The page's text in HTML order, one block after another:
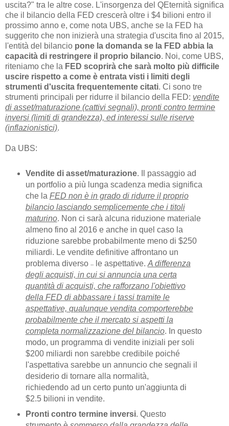
uscita?" tra le altre cose. L'insorgenza del QEternità significa
che il bilancio della FED crescerà oltre i $4 bilioni entro il
prossimo anno e, come nota UBS, anche se la FED ha
suggerito che non inizierà una strategia d'uscita fino al 2015,
l'entità del bilancio pone la domanda se la FED abbia la
capacità di restringere il proprio bilancio. Noi, come UBS,
riteniamo che la FED scoprirà che sarà molto più difficile
uscire rispetto a come è entrata visti i limiti degli
strumenti d'uscita frequentemente citati. Ci sono tre
strumenti principali per ridurre il bilancio della FED: vendite
di asset/maturazione (cattivi segnali), pronti contro termine
inversi (limiti di grandezza), ed interessi sulle riserve
(inflazionistici).
Da UBS:
Vendite di asset/maturazione. Il passaggio ad
un portfolio a più lunga scadenza media significa
che la FED non è in grado di ridurre il proprio
bilancio lasciando semplicemente che i titoli
maturino. Non ci sarà alcuna riduzione materiale
almeno fino al 2016 e anche in quel caso la
riduzione sarebbe probabilmente meno di $250
miliardi. Le vendite definitive affrontano un
problema diverso --le aspettative. A differenza
degli acquisti, in cui si annuncia una certa
quantità di acquisti, che rafforzano l'obiettivo
della FED di abbassare i tassi tramite le
aspettative, qualunque vendita comporterebbe
probabilmente che il mercato si aspetti la
completa normalizzazione del bilancio. In questo
modo, un programma di vendite iniziali per soli
$200 miliardi non sarebbe credibile poiché
l'aspettativa sarebbe un annuncio che segnali il
desiderio di tornare alla normalità,
richiedendo ad un certo punto un'aggiunta di
$2.5 bilioni in vendite.
Pronti contro termine inversi. Questo